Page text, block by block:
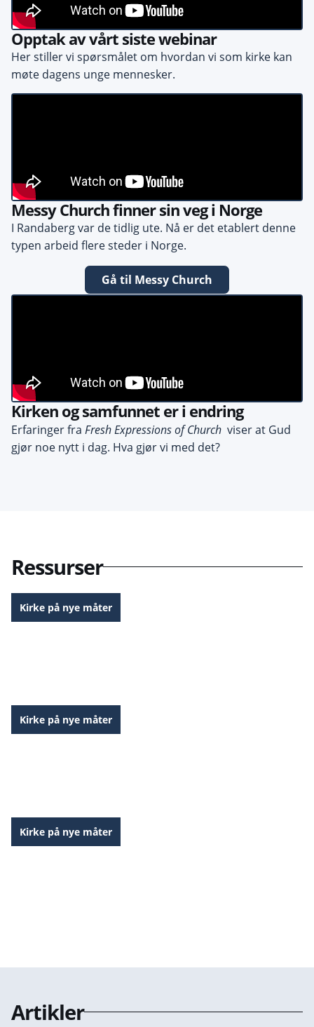
Opptak av vårt siste webinar
Her stiller vi spørsmålet om hvordan vi som kirke kan
møte dagens unge mennesker.
Messy Church finner sin veg i Norge
I Randaberg var de tidlig ute. Nå er det etablert denne
typen arbeid flere steder i Norge.
Gå til Messy Church
Kirken og samfunnet er i endring
Erfaringer fra Fresh Expressions of Church viser at Gud
gjør noe nytt i dag. Hva gjør vi med det?
Ressurser
Kirke på nye måter
Kirke på nye måter
Kirke på nye måter
Artikler